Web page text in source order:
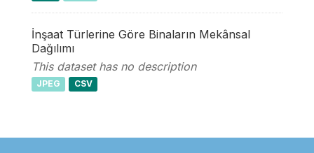
İnşaat Türlerine Göre Binaların Mekânsal
Dağılımı
This dataset has no description
JPEG CSV